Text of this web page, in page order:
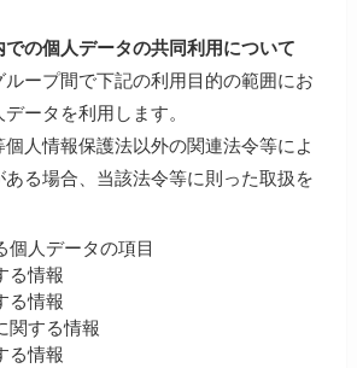
の個人データの共同利用について
ープ間で下記の利用目的の範囲にお
ータを利用します。
個人情報保護法以外の関連法令等によ
ある場合、当該法令等に則った取扱を
個人データの項目
る情報
る情報
関する情報
る情報